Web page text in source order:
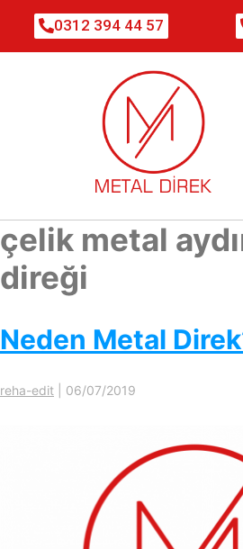
0312 394 44 57
çelik metal
direği
Neden Metal
reha-edit 06/07/2019